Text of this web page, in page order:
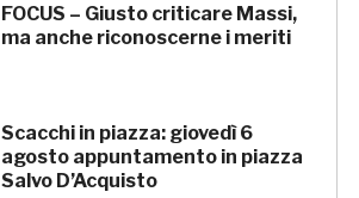
FOCUS – Giusto criticare Massi,
ma anche riconoscerne i meriti
Scacchi in piazza: giovedì 6
agosto appuntamento in piazza
Salvo D’Acquisto